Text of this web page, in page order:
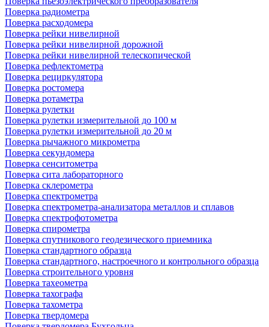
Поверка радиометра
Поверка расходомера
Поверка рейки нивелирной
Поверка рейки нивелирной дорожной
Поверка рейки нивелирной телескопической
Поверка рефлектометра
Поверка рециркулятора
Поверка ростомера
Поверка ротаметра
Поверка рулетки
Поверка рулетки измерительной до 100 м
Поверка рулетки измерительной до 20 м
Поверка рычажного микрометра
Поверка секундомера
Поверка сенситометра
Поверка сита лабораторного
Поверка склерометра
Поверка спектрометра
Поверка спектрометра-анализатора металлов и сплавов
Поверка спектрофотометра
Поверка спирометра
Поверка спутникового геодезического приемника
Поверка стандартного образца
Поверка стандартного, настроечного и контрольного образца
Поверка строительного уровня
Поверка тахеометра
Поверка тахографа
Поверка тахометра
Поверка твердомера